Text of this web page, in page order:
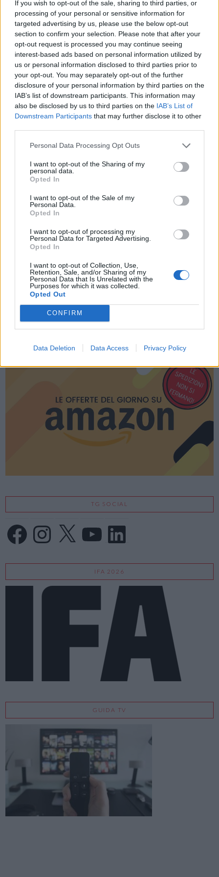
If you wish to opt-out of the sale, sharing to third parties, or
processing of your personal or sensitive information for
targeted advertising by us, please use the below opt-out
section to confirm your selection. Please note that after your
opt-out request is processed you may continue seeing
interest-based ads based on personal information utilized by
us or personal information disclosed to third parties prior to
your opt-out. You may separately opt-out of the further
disclosure of your personal information by third parties on the
IAB’s list of downstream participants. This information may
also be disclosed by us to third parties on the IAB’s List of
Downstream Participants that may further disclose it to other
Personal Data Processing Opt Outs
I want to opt-out of the Sharing of my
personal data.
Opted In
I want to opt-out of the Sale of my
Personal Data.
Opted In
I want to opt-out of processing my
Personal Data for Targeted Advertising.
Opted In
I want to opt-out of Collection, Use,
Retention, Sale, and/or Sharing of my
Personal Data that Is Unrelated with the
Purposes for which it was collected.
Opted Out
CONFIRM
Data Deletion Data Access Privacy Policy
formazione di grovigli di peli e capelli raccolti.
Condividi questo articolo:
E-mail LinkedIn Facebook X
Mastodon Telegram WhatsApp
Stampa Altro
Vuoi ricevere gli aggiornamenti delle news di TecnoGazzetta?
Inserisci nome ed indirizzo E-Mail:
Acconsento al trattamento dei dati personali (
LE MIGLIORI OFFERTE AMAZON
TG SOCIAL
FacebookInstagram
X LinkedIn
IFA 2026
GUIDA TV